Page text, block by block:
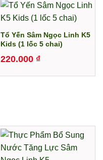
Tổ Yến Sâm Ngọc Linh K5
Kids (1 lốc 5 chai)
220.000 ₫